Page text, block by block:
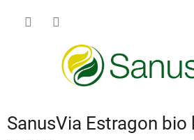
SanusVia Estragon bio